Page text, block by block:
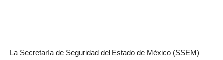
La Secretaría de Seguridad del Estado de México (SSEM)